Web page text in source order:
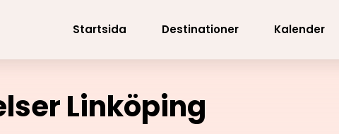
Startsida Destinationer Kalender
Linköping